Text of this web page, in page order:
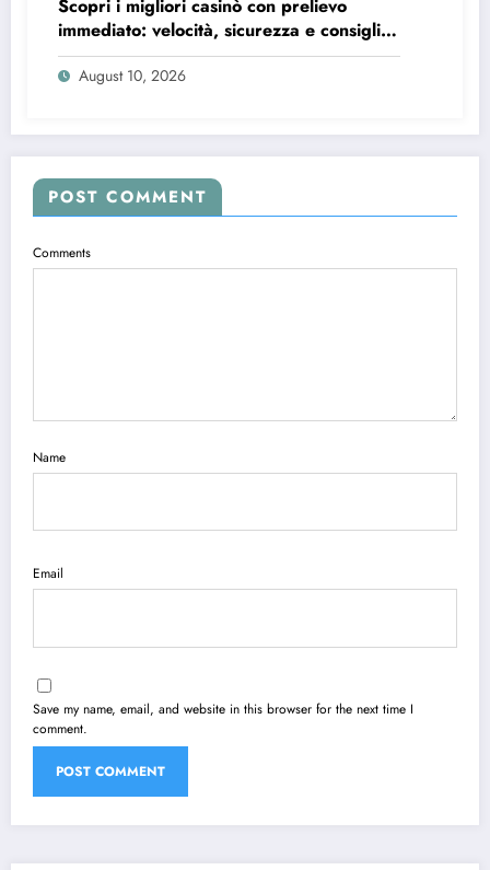
Scopri i migliori casinò con prelievo
immediato: velocità, sicurezza e consigli
pratici
August 10, 2026
POST COMMENT
Comments
Name
Email
Save my name, email, and website in this browser for the next time I
comment.